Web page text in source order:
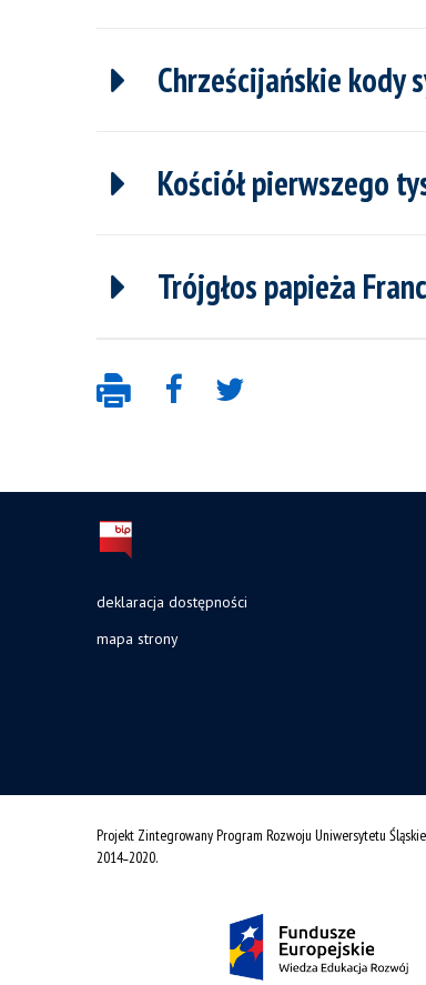
Chrześcijańskie kody
Kościół pierwszego
Trójgłos papieża
deklaracja dostępności
mapa strony
Projekt Zintegrowany Program Rozwoju Uniwersytetu
2014˗2020.